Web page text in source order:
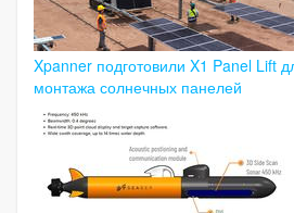
Xpanner подготовили X1 Panel Lift
монтажа солнечных панелей